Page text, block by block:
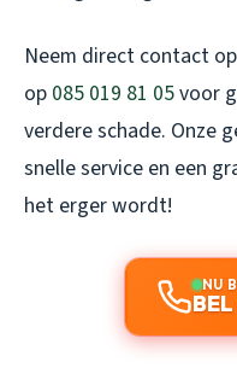
Neem direct contact
op 085 019 81 05voor
verdere schade. Onze
snelle service en een
het erger wordt!
NU